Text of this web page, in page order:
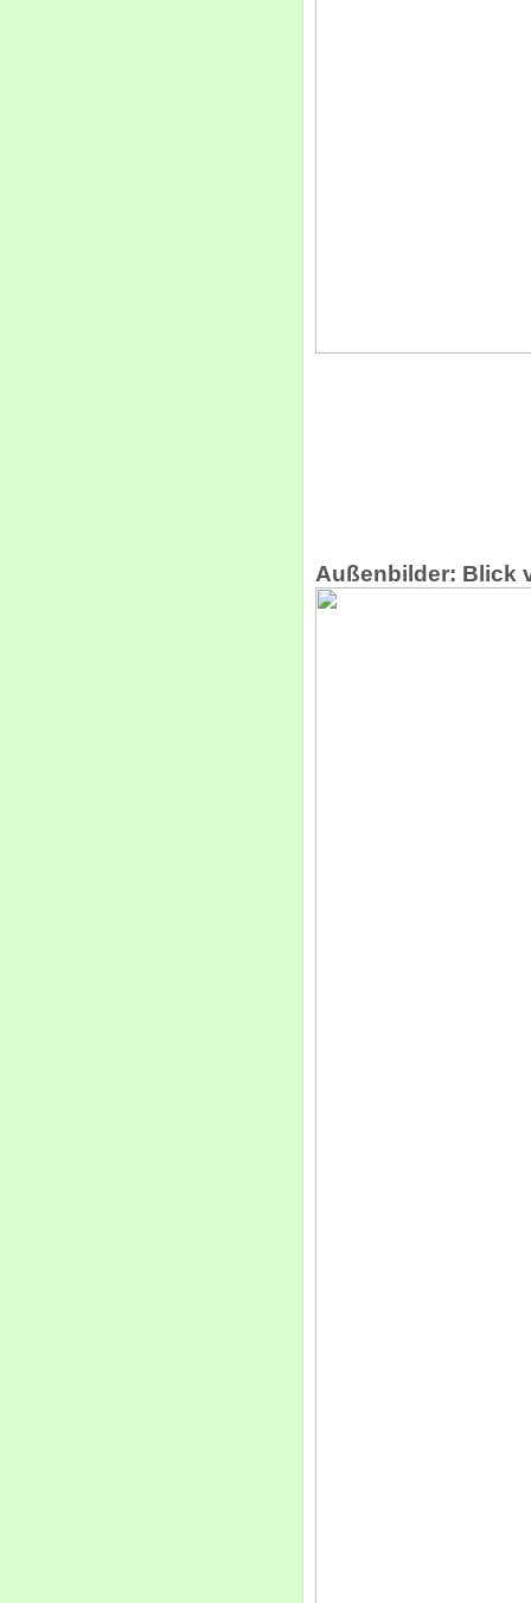
Außenbilder: Blick